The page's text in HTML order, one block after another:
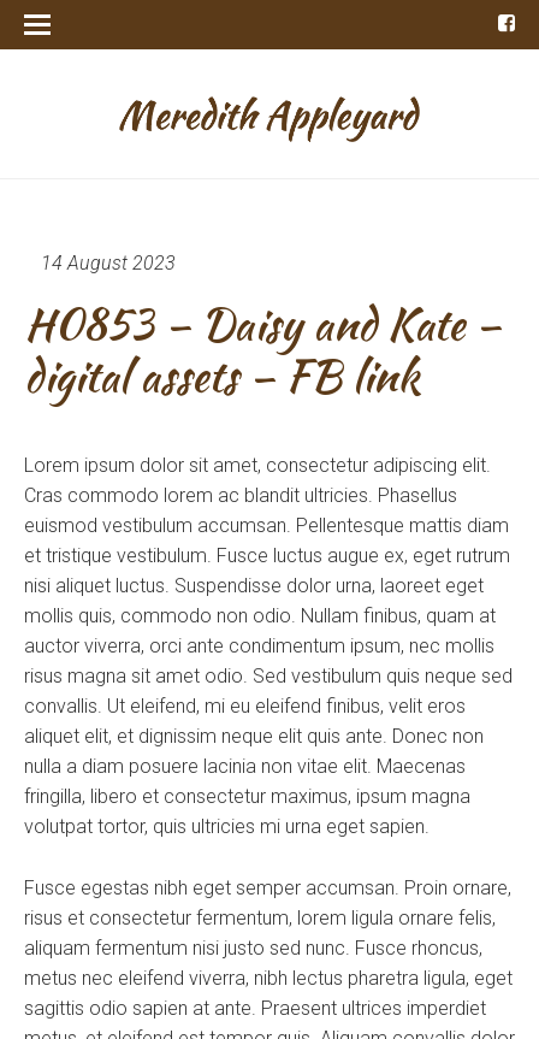
14 August 2023
H0853 – Daisy and Kate –
digital assets – FB link
Lorem ipsum dolor sit amet, consectetur adipiscing elit.
Cras commodo lorem ac blandit ultricies. Phasellus
euismod vestibulum accumsan. Pellentesque mattis diam
et tristique vestibulum. Fusce luctus augue ex, eget rutrum
nisi aliquet luctus. Suspendisse dolor urna, laoreet eget
mollis quis, commodo non odio. Nullam finibus, quam at
auctor viverra, orci ante condimentum ipsum, nec mollis
risus magna sit amet odio. Sed vestibulum quis neque sed
convallis. Ut eleifend, mi eu eleifend finibus, velit eros
aliquet elit, et dignissim neque elit quis ante. Donec non
nulla a diam posuere lacinia non vitae elit. Maecenas
fringilla, libero et consectetur maximus, ipsum magna
volutpat tortor, quis ultricies mi urna eget sapien.
Fusce egestas nibh eget semper accumsan. Proin ornare,
risus et consectetur fermentum, lorem ligula ornare felis,
aliquam fermentum nisi justo sed nunc. Fusce rhoncus,
metus nec eleifend viverra, nibh lectus pharetra ligula, eget
sagittis odio sapien at ante. Praesent ultrices imperdiet